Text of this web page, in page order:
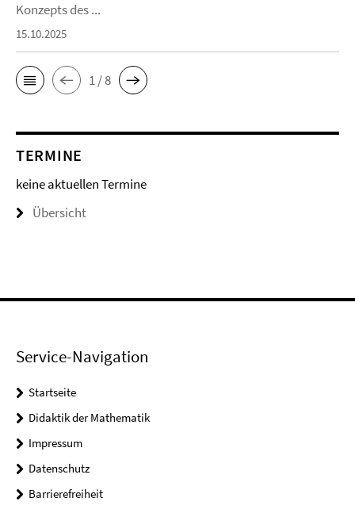
Konzepts des ...
15.10.2025
1 / 8
TERMINE
keine aktuellen Termine
Übersicht
Service-Navigation
Startseite
Didaktik der Mathematik
Impressum
Datenschutz
Barrierefreiheit